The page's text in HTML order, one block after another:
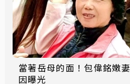
當著岳母的面！包偉銘嫩
因曝光